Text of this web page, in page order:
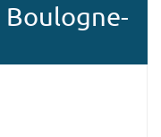
Boulogne-